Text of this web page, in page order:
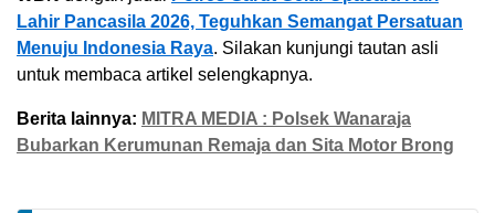
Lahir Pancasila 2026, Teguhkan Semangat Persatuan
Menuju Indonesia Raya. Silakan kunjungi tautan asli
untuk membaca artikel selengkapnya.
Berita lainnya: MITRA MEDIA : Polsek Wanaraja
Bubarkan Kerumunan Remaja dan Sita Motor Brong